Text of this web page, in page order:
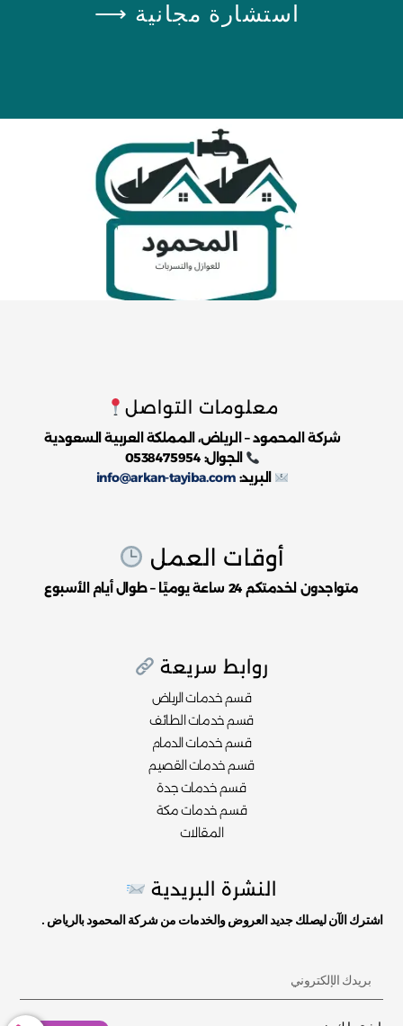
استشارة مجانية ⟶
معلومات التواصل
شركة المحمود – الرياض، المملكة العربية السعودية
الجوال: 0538475954
البريد: info@arkan-tayiba.com
أوقات العمل
متواجدون لخدمتكم 24 ساعة يوميًا – طوال أيام الأسبوع
روابط سريعة
قسم خدمات الرياض
قسم خدمات الطائف
قسم خدمات الدمام
قسم خدمات القصيم
قسم خدمات جدة
قسم خدمات مكة
المقالات
النشرة البريدية
اشترك الآن ليصلك جديد العروض والخدمات من شركة المحمود بالرياض .
أدخل